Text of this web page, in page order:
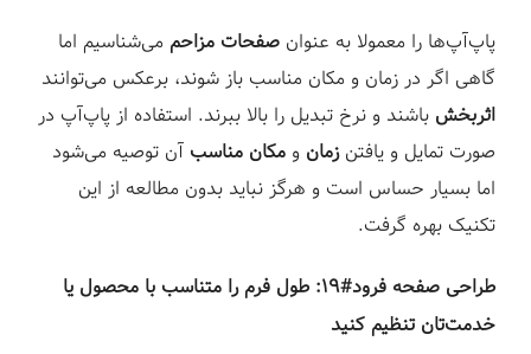
پاپ‌آپ‌ها را معمولا به عنوان صفحات مزاحم می‌شناسیم اما
گاهی اگر در زمان و مکان مناسب باز شوند، برعکس می‌توانند
اثربخش باشند و نرخ تبدیل را بالا ببرند. استفاده از پاپ‌آپ در
صورت تمایل و یافتنزمان و مکان مناسب آن توصیه می‌شود
اما بسیار حساس است و هرگز نباید بدون مطالعه از این
تکنیک بهره گرفت.⁣
طراحی صفحه فرود#۱۹: طول فرم را متناسب با محصول یا
خدمت‌تان تنظیم کنید⁣